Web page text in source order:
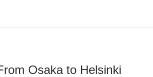
Osaka to Helsinki